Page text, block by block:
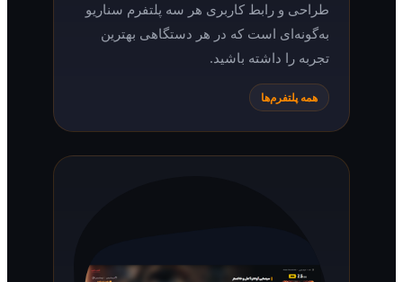
طراحی و رابط کاربری هر سه پلتفرم سناریو
به‌گونه‌ای است که در هر دستگاهی بهترین
تجربه را داشته باشید.
همه پلتفرم‌ها